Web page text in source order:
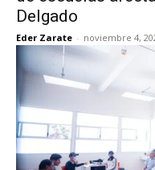
Delgado
Eder Zarate - noviembre 4,